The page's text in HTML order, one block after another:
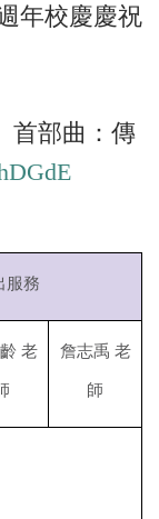
年校慶慶祝
首部曲：傳
服務
老
詹志禹 老
師